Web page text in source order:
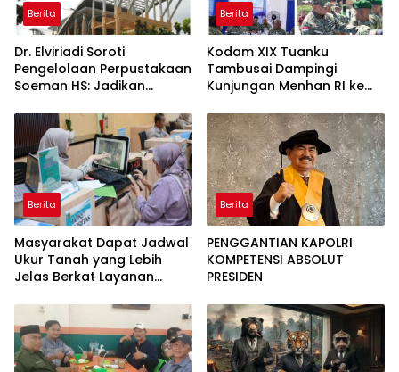
Berita
Dr. Elviriadi Soroti
Pengelolaan Perpustakaan
Soeman HS: Jadikan
Kawah Candradimuka
Intelektual
Berita
Kodam XIX Tuanku
Tambusai Dampingi
Kunjungan Menhan RI ke
Perkuat Pembangunan
Satuan
Berita
Masyarakat Dapat Jadwal
Ukur Tanah yang Lebih
Jelas Berkat Layanan
Berita
PENGGANTIAN KAPOLRI
KOMPETENSI ABSOLUT
PRESIDEN